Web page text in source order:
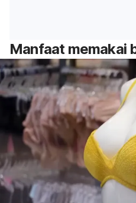
Manfaat memakai